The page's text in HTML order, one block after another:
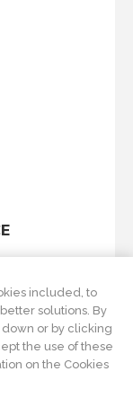
included, to
solutions. By
or by clicking
the use of these
on the Cookies